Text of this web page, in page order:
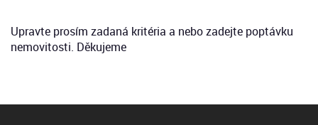
Upravte prosím zadaná kritéria a nebo zadejte poptávku
nemovitosti. Děkujeme